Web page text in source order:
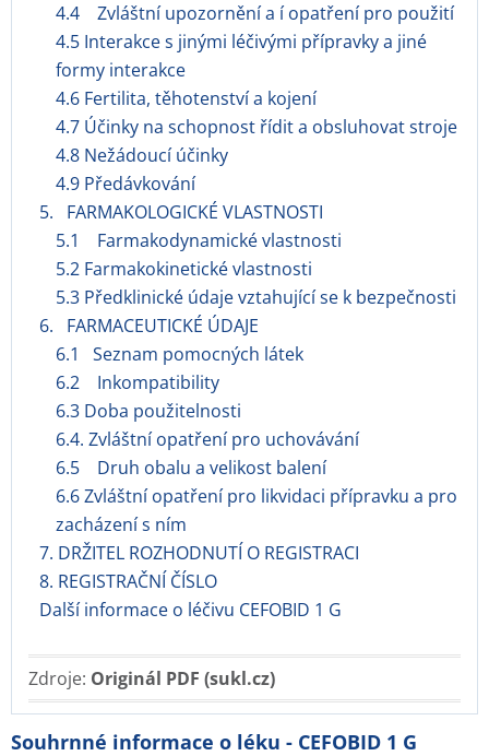
4.4 Zvláštní upozornění a í opatření pro použití
4.5 Interakce s jinými léčivými přípravky a jiné
formy interakce
4.6 Fertilita, těhotenství a kojení
4.7 Účinky na schopnost řídit a obsluhovat stroje
4.8 Nežádoucí účinky
4.9 Předávkování
5. FARMAKOLOGICKÉ VLASTNOSTI
5.1 Farmakodynamické vlastnosti
5.2 Farmakokinetické vlastnosti
5.3 Předklinické údaje vztahující se k bezpečnosti
6. FARMACEUTICKÉ ÚDAJE
6.1 Seznam pomocných látek
6.2 Inkompatibility
6.3 Doba použitelnosti
6.4. Zvláštní opatření pro uchovávání
6.5 Druh obalu a velikost balení
6.6 Zvláštní opatření pro likvidaci přípravku a pro
zacházení s ním
7. DRŽITEL ROZHODNUTÍ O REGISTRACI
8. REGISTRAČNÍ ČÍSLO
Další informace o léčivu CEFOBID 1 G
Zdroje: Originál PDF (sukl.cz)
Souhrnné informace o léku - CEFOBID 1 G